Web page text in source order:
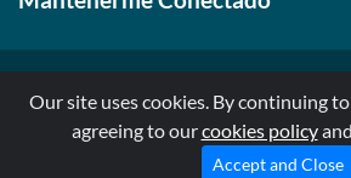
© 1999-2026, AllStarHealth.com | All
* Estas declaraciones no han sido
Our site uses cookies. By continuing
agreeing to ourcookies policyand
Accept and Close